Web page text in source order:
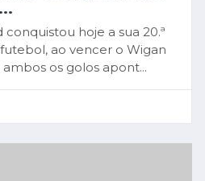
hoje a sua 20.ª
ao vencer o Wigan
os golos apont...